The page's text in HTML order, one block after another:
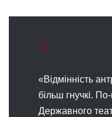
«Відмінність
більш гнучкі.
Державного